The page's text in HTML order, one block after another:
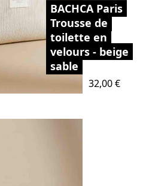
BACHCA Paris
Trousse de
toilette en
velours - beige
sable
Prix
32,00 €